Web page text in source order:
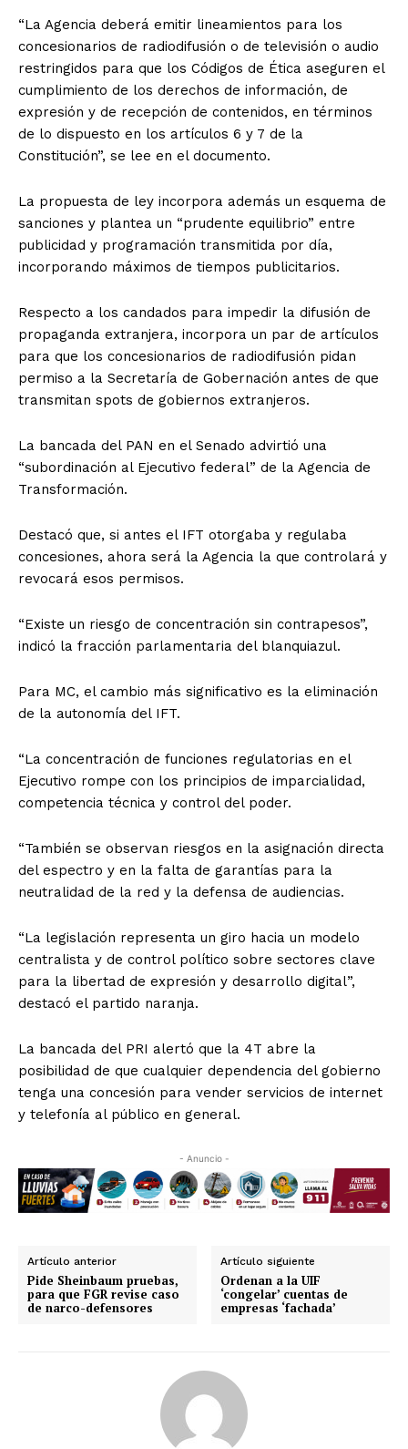
“La Agencia deberá emitir lineamientos para los
concesionarios de radiodifusión o de televisión o audio
restringidos para que los Códigos de Ética aseguren el
cumplimiento de los derechos de información, de
expresión y de recepción de contenidos, en términos
de lo dispuesto en los artículos 6 y 7 de la
Constitución”, se lee en el documento.
La propuesta de ley incorpora además un esquema de
sanciones y plantea un “prudente equilibrio” entre
publicidad y programación transmitida por día,
incorporando máximos de tiempos publicitarios.
Respecto a los candados para impedir la difusión de
propaganda extranjera, incorpora un par de artículos
para que los concesionarios de radiodifusión pidan
permiso a la Secretaría de Gobernación antes de que
transmitan spots de gobiernos extranjeros.
La bancada del PAN en el Senado advirtió una
“subordinación al Ejecutivo federal” de la Agencia de
Transformación.
Destacó que, si antes el IFT otorgaba y regulaba
concesiones, ahora será la Agencia la que controlará y
revocará esos permisos.
“Existe un riesgo de concentración sin contrapesos”,
indicó la fracción parlamentaria del blanquiazul.
Para MC, el cambio más significativo es la eliminación
de la autonomía del IFT.
“La concentración de funciones regulatorias en el
Ejecutivo rompe con los principios de imparcialidad,
competencia técnica y control del poder.
“También se observan riesgos en la asignación directa
del espectro y en la falta de garantías para la
neutralidad de la red y la defensa de audiencias.
“La legislación representa un giro hacia un modelo
centralista y de control político sobre sectores clave
para la libertad de expresión y desarrollo digital”,
destacó el partido naranja.
La bancada del PRI alertó que la 4T abre la
posibilidad de que cualquier dependencia del gobierno
tenga una concesión para vender servicios de internet
y telefonía al público en general.
- Anuncio -
Artículo anterior
Pide Sheinbaum pruebas,
para que FGR revise caso
de narco-defensores
Artículo siguiente
Ordenan a la UIF
‘congelar’ cuentas de
empresas ‘fachada’